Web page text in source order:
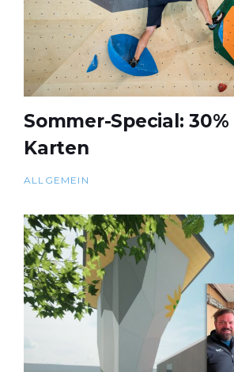
Sommer-Special: 30%
Karten
ALLGEMEIN